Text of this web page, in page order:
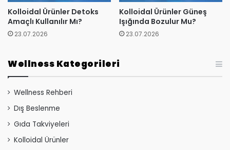
Kolloidal Ürünler Detoks
Amaçlı Kullanılır Mı?
23.07.2026
Kolloidal Ürünler Güneş
Işığında Bozulur Mu?
23.07.2026
Wellness Kategorileri
Wellness Rehberi
Dış Beslenme
Gıda Takviyeleri
Kolloidal Ürünler